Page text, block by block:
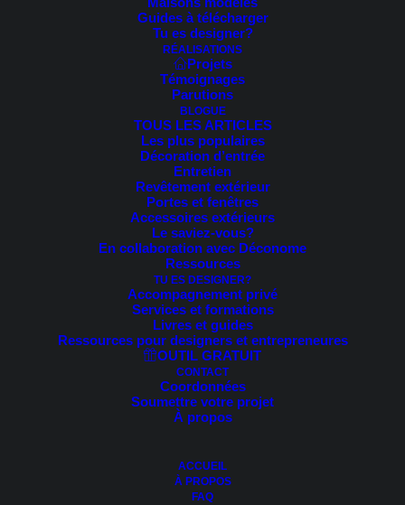
Guides à télécharger
Tu es designer?
RÉALISATIONS
Projets
Témoignages
Parutions
BLOGUE
TOUS LES ARTICLES
Les plus populaires
Décoration d’entrée
Entretien
Revêtement extérieur
Portes et fenêtres
Accessoires extérieurs
Le saviez-vous?
En collaboration avec Déconome
Ressources
TU ES DESIGNER?
Accompagnement privé
Services et formations
Livres et guides
Ressources pour designers et entrepreneures
OUTIL GRATUIT
CONTACT
Coordonnées
Soumettre votre projet
À propos
ACCUEIL
À PROPOS
FAQ
Voici le seul résultat
44.50$